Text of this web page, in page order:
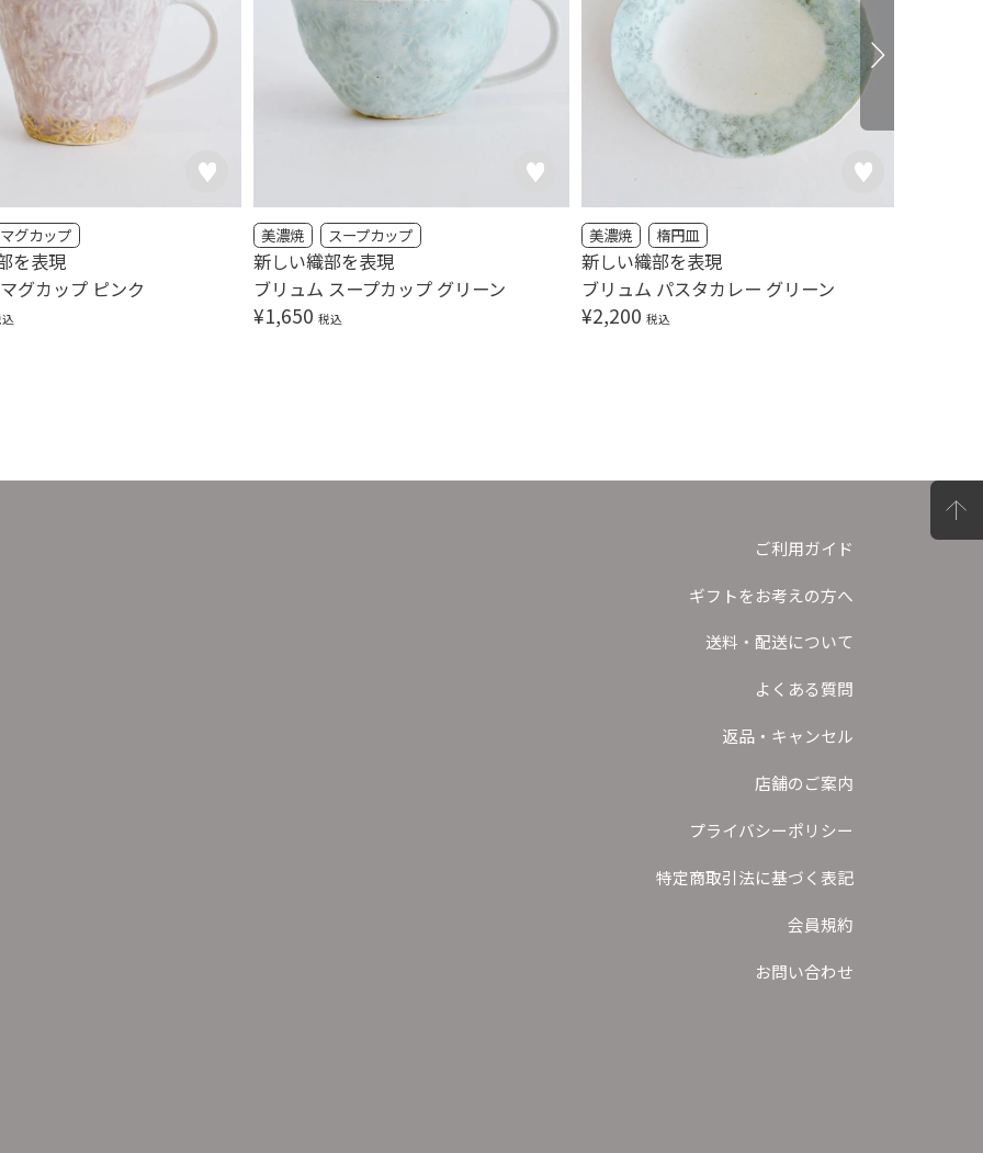
グカップ ピンク
マグカップ
を表現
ブリュム スープカップ グリーン
美濃焼 スープカップ
¥1,650 税込
新しい織部を表現
ブリュム パスタカレー グリーン
美濃焼 楕円皿
¥2,200 税込
新しい織部を表現
ご利用ガイド
ギフトをお考えの方へ
送料・配送について
よくある質問
返品・キャンセル
店舗のご案内
プライバシーポリシー
特定商取引法に基づく表記
会員規約
お問い合わせ